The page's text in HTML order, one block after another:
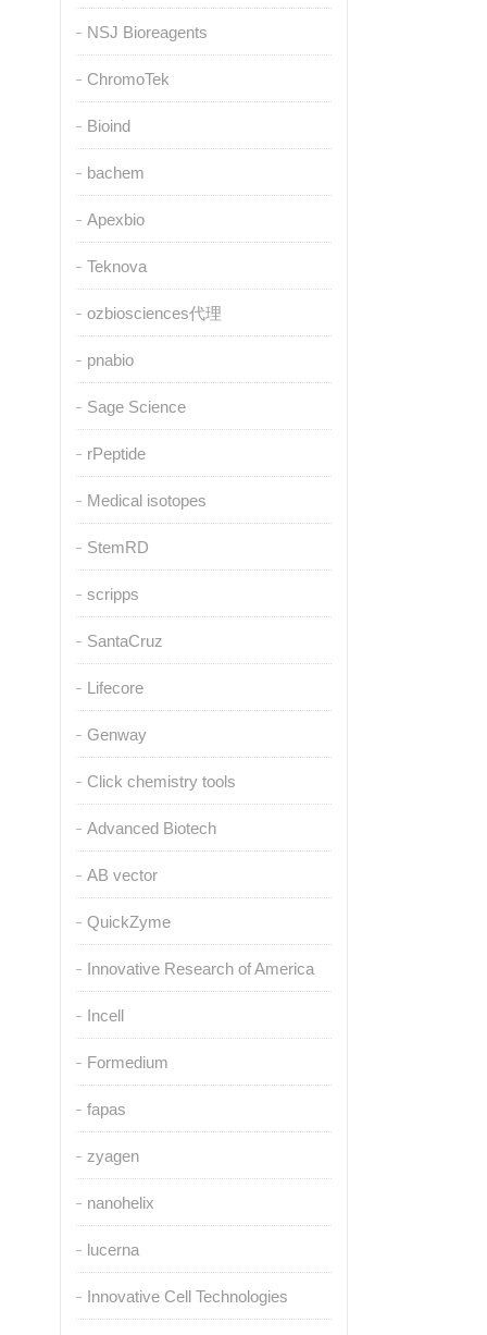
NSJ Bioreagents
ChromoTek
Bioind
bachem
Apexbio
Teknova
ozbiosciences代理
pnabio
Sage Science
rPeptide
Medical isotopes
StemRD
scripps
SantaCruz
Lifecore
Genway
Click chemistry tools
Advanced Biotech
AB vector
QuickZyme
Innovative Research of America
Incell
Formedium
fapas
zyagen
nanohelix
lucerna
Innovative Cell Technologies